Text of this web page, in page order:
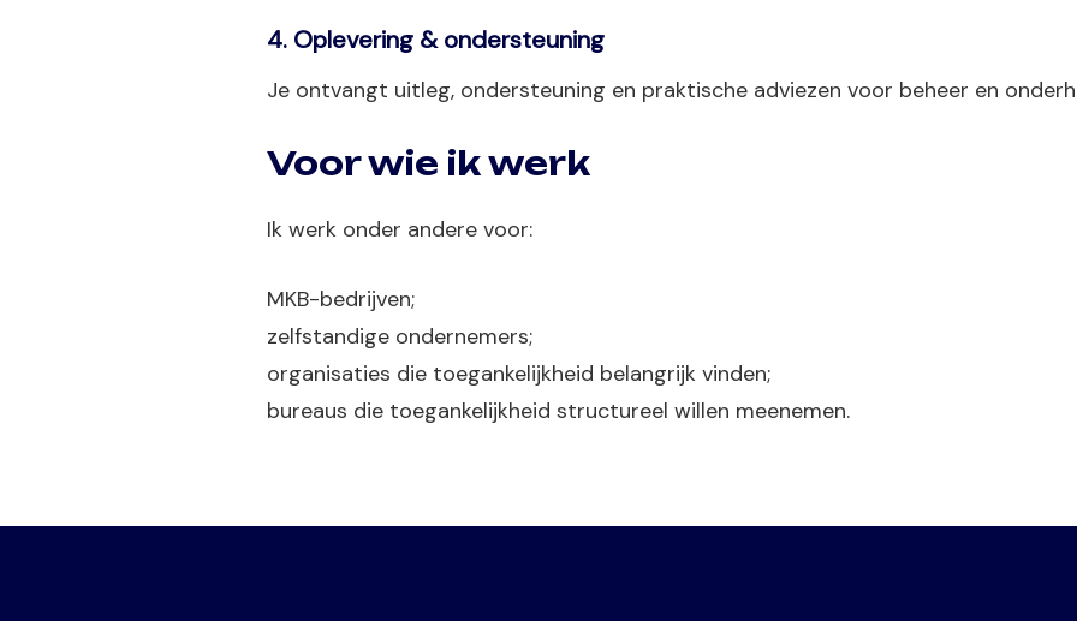
4. Oplevering & ondersteuning
Je ontvangt uitleg, ondersteuning en praktische adviezen voor beheer en
Voor wie ik werk
Ik werk onder andere voor:
MKB-bedrijven;
zelfstandige ondernemers;
organisaties die toegankelijkheid belangrijk vinden;
bureaus die toegankelijkheid structureel willen meenemen.